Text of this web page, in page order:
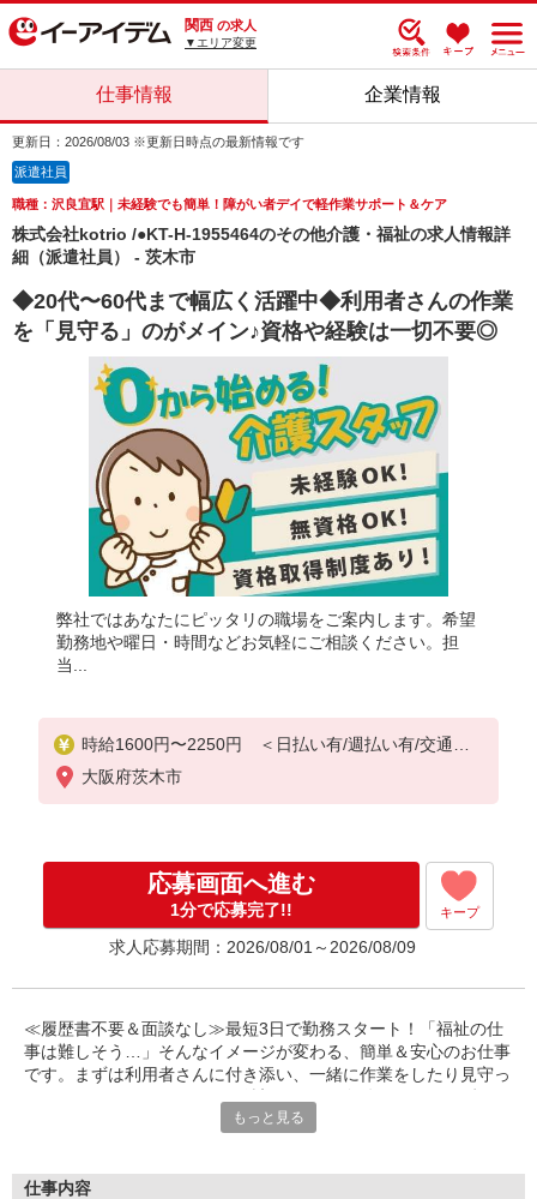
関西 の求人
▼エリア変更
仕事情報 企業情報
更新日：2026/08/03 ※更新日時点の最新情報です
派遣社員
職種：沢良宜駅｜未経験でも簡単！障がい者デイで軽作業サポート＆ケア
株式会社kotrio /●KT-H-1955464のその他介護・福祉の求人情報詳
細（派遣社員） - 茨木市
◆20代〜60代まで幅広く活躍中◆利用者さんの作業
を「見守る」のがメイン♪資格や経験は一切不要◎
弊社ではあなたにピッタリの職場をご案内します。希望
勤務地や曜日・時間などお気軽にご相談ください。担
当...
時給1600円〜2250円 ＜日払い有/週払い有/交通費
全支給(ガソリン代含む)＞
大阪府茨木市
応募画面へ進む
1分で応募完了!! キープ
求人応募期間：2026/08/01～2026/08/09
≪履歴書不要＆面談なし≫最短3日で勤務スタート！「福祉の仕
事は難しそう…」そんなイメージが変わる、簡単＆安心のお仕事
です。まずは利用者さんに付き添い、一緒に作業をしたり見守っ
もっと見る
仕事内容